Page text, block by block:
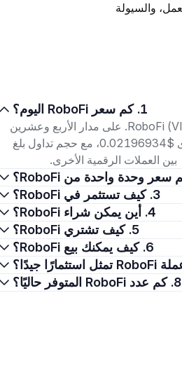
1. كم سعر RoboFi اليوم؟
اعتبارًا من 9 أغسطس 2026، بلغ سعر التداول الحالي لـRoboFi (VICS) $0.0218298. على مدار الأربع وعشرين
ساعة الماضية، تراوح السعر بين أدنى مستوى $0.02163793 وأعلى مستوى $0.02196934، مع حجم تداول بلغ
3. كيف تستثمر في RoboFi؟
4. أين يمكن شراء RoboFi؟
5. كيف تشتري RoboFi؟
6. كيف يمكنك بيع RoboFi؟
8. كم عدد RoboFi المتوفر حاليًا؟